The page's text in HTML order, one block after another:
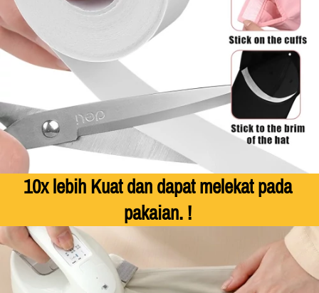
10x lebih Kuat dan dapat melekat pada
pakaian. !